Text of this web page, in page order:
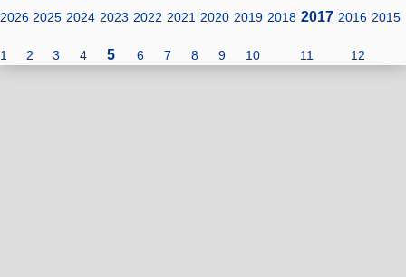
2026 2025 2024 2023 2022 2021 2020 2019 2018 2017 2016 2015
1 2 3 4 5 6 7 8 9 10 11 12